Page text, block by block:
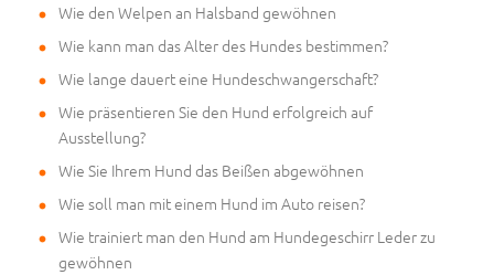
Wie den Welpen an Halsband gewöhnen
Wie kann man das Alter des Hundes bestimmen?
Wie lange dauert eine Hundeschwangerschaft?
Wie präsentieren Sie den Hund erfolgreich auf
Ausstellung?
Wie Sie Ihrem Hund das Beißen abgewöhnen
Wie soll man mit einem Hund im Auto reisen?
Wie trainiert man den Hund am Hundegeschirr Leder zu
gewöhnen